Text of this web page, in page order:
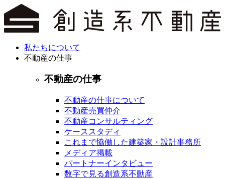
私たちについて
不動産の仕事
不動産の仕事
不動産の仕事について
不動産売買仲介
不動産コンサルティング
ケーススタディ
これまで協働した建築家・設計事務所
メディア掲載
パートナーインタビュー
数字で見る創造系不動産